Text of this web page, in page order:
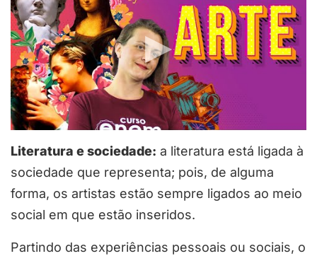
Literatura e sociedade: a literatura está ligada à
sociedade que representa; pois, de alguma
forma, os artistas estão sempre ligados ao meio
social em que estão inseridos.
Partindo das experiências pessoais ou sociais, o